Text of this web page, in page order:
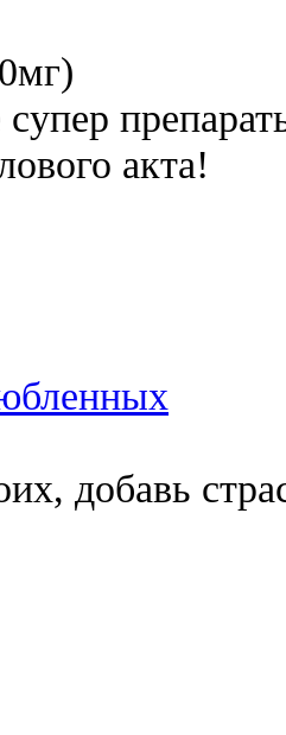
акта!
добавь